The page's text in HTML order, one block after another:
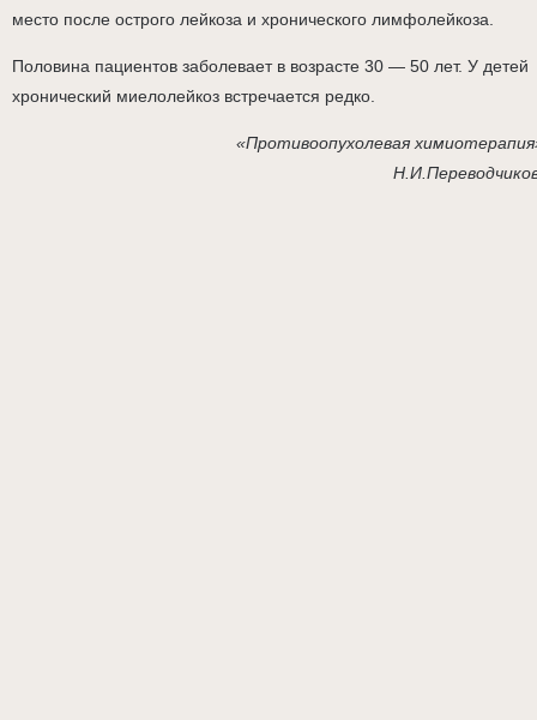
место после острого лейкоза и хронического лимфолейкоза.
Половина пациентов заболевает в возрасте 30 — 50 лет. У детей
хронический миелолейкоз встречается редко.
«Противоопухолевая